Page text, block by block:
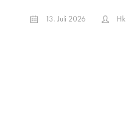
13. Juli 2026 Hk